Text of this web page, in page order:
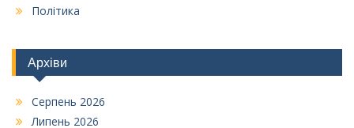
Політика
Архіви
Серпень 2026
Липень 2026